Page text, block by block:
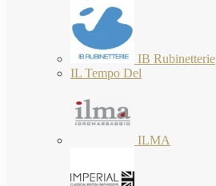
IB Rubinetterie
IL Tempo Del
ILMA